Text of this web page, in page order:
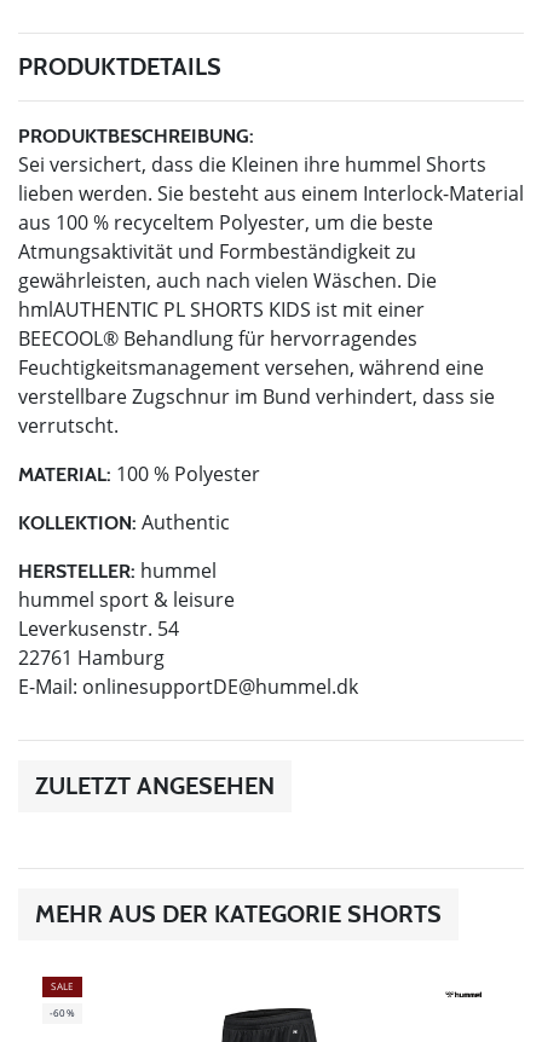
PRODUKTDETAILS
PRODUKTBESCHREIBUNG:
Sei versichert, dass die Kleinen ihre hummel Shorts
lieben werden. Sie besteht aus einem Interlock-Material
aus 100 % recyceltem Polyester, um die beste
Atmungsaktivität und Formbeständigkeit zu
gewährleisten, auch nach vielen Wäschen. Die
hmlAUTHENTIC PL SHORTS KIDS ist mit einer
BEECOOL® Behandlung für hervorragendes
Feuchtigkeitsmanagement versehen, während eine
verstellbare Zugschnur im Bund verhindert, dass sie
verrutscht.
MATERIAL: 100 % Polyester
KOLLEKTION: Authentic
HERSTELLER: hummel
hummel sport & leisure
Leverkusenstr. 54
22761 Hamburg
E-Mail: onlinesupportDE@hummel.dk
ZULETZT ANGESEHEN
MEHR AUS DER KATEGORIE SHORTS
SALE
-60%